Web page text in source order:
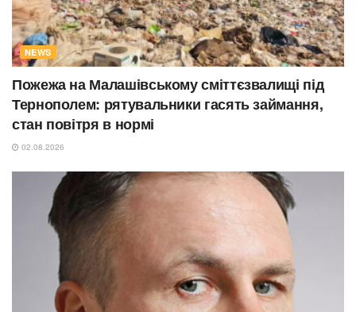
NEWS
Пожежа на Малашівському сміттєзвалищі під
Тернополем: рятувальники гасять займання,
стан повітря в нормі
02.08.2026